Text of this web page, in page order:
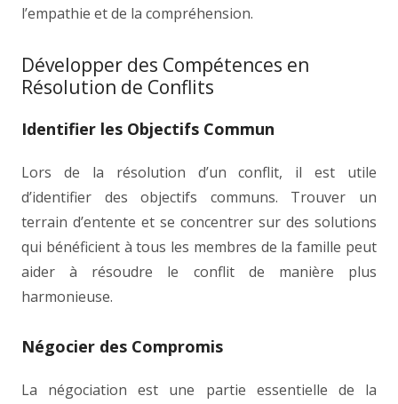
l’empathie et de la compréhension.
Développer des Compétences en
Résolution de Conflits
Identifier les Objectifs Commun
Lors de la résolution d’un conflit, il est utile
d’identifier des objectifs communs. Trouver un
terrain d’entente et se concentrer sur des solutions
qui bénéficient à tous les membres de la famille peut
aider à résoudre le conflit de manière plus
harmonieuse.
Négocier des Compromis
La négociation est une partie essentielle de la